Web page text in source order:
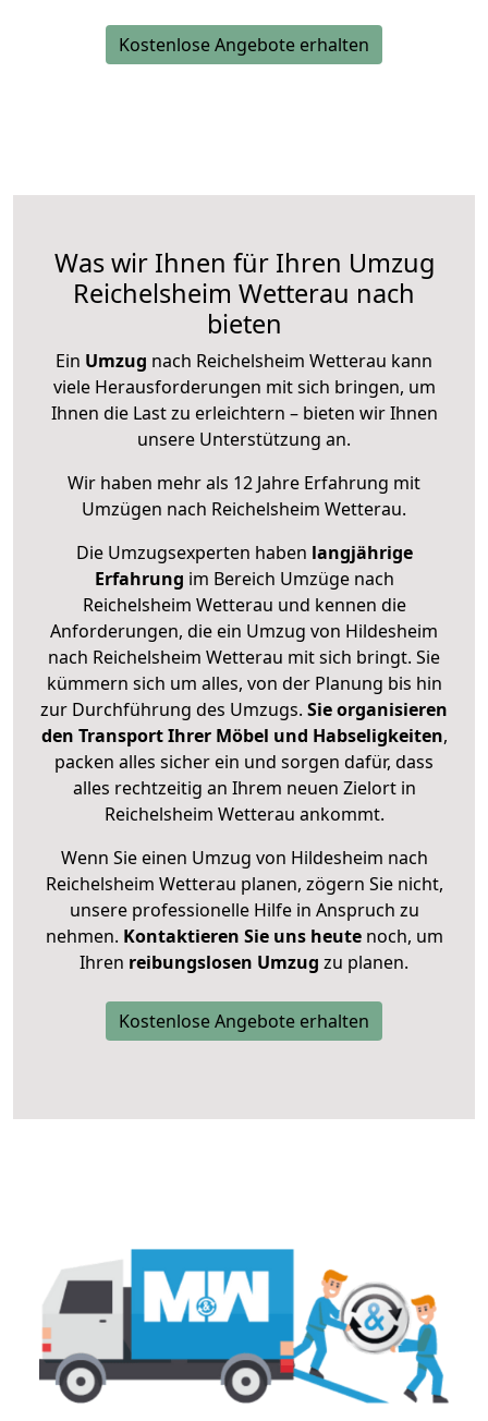
Kostenlose Angebote erhalten
Was wir Ihnen für Ihren Umzug
Reichelsheim Wetterau nach
bieten
Ein Umzug nach Reichelsheim Wetterau kann
viele Herausforderungen mit sich bringen, um
Ihnen die Last zu erleichtern – bieten wir Ihnen
unsere Unterstützung an.
Wir haben mehr als 12 Jahre Erfahrung mit
Umzügen nach Reichelsheim Wetterau.
Die Umzugsexperten haben langjährige
Erfahrung im Bereich Umzüge nach
Reichelsheim Wetterau und kennen die
Anforderungen, die ein Umzug von Hildesheim
nach Reichelsheim Wetterau mit sich bringt. Sie
kümmern sich um alles, von der Planung bis hin
zur Durchführung des Umzugs. Sie organisieren
den Transport Ihrer Möbel und Habseligkeiten,
packen alles sicher ein und sorgen dafür, dass
alles rechtzeitig an Ihrem neuen Zielort in
Reichelsheim Wetterau ankommt.
Wenn Sie einen Umzug von Hildesheim nach
Reichelsheim Wetterau planen, zögern Sie nicht,
unsere professionelle Hilfe in Anspruch zu
nehmen. Kontaktieren Sie uns heutenoch, um
Ihren reibungslosen Umzug zu planen.
Kostenlose Angebote erhalten